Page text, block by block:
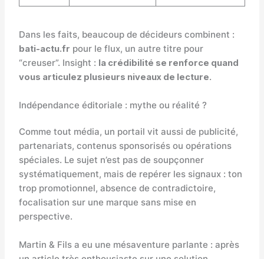
Dans les faits, beaucoup de décideurs combinent :
bati-actu.fr pour le flux, un autre titre pour
“creuser”. Insight : la crédibilité se renforce quand
vous articulez plusieurs niveaux de lecture.
Indépendance éditoriale : mythe ou réalité ?
Comme tout média, un portail vit aussi de publicité,
partenariats, contenus sponsorisés ou opérations
spéciales. Le sujet n’est pas de soupçonner
systématiquement, mais de repérer les signaux : ton
trop promotionnel, absence de contradictoire,
focalisation sur une marque sans mise en
perspective.
Martin & Fils a eu une mésaventure parlante : après